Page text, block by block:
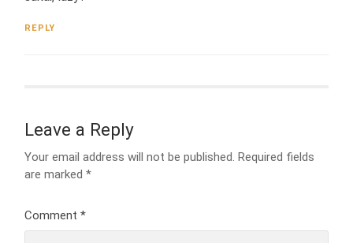
REPLY
Leave a Reply
Your email address will not be published. Required fields
are marked*
Comment*